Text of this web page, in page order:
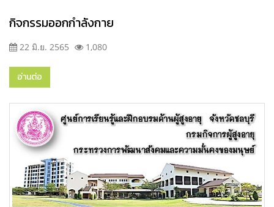
กิจกรรมออกกำลังกาย
22 มิ.ย. 2565 1,080
อ่านต่อ